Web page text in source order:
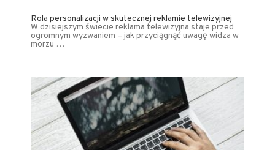
Rola personalizacji w skutecznej reklamie telewizyjnej
W dzisiejszym świecie reklama telewizyjna staje przed
ogromnym wyzwaniem – jak przyciągnąć uwagę widza w
morzu …